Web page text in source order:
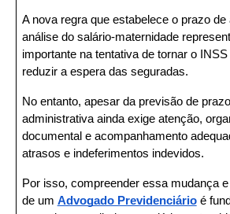
A nova regra que estabelece o prazo de
análise do salário-maternidade
importante na tentativa de tornar o
reduzir a espera das seguradas.
No entanto, apesar da previsão de
administrativa ainda exige atenção,
documental e acompanhamento
atrasos e indeferimentos indevidos.
Por isso, compreender essa mudança
de um Advogado Previdenciário é